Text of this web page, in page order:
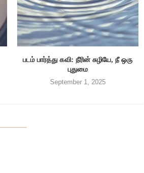
படம் பார்த்து கவி: நீரின் சுழியே, நீ ஒரு
புதுமை
September 1, 2025